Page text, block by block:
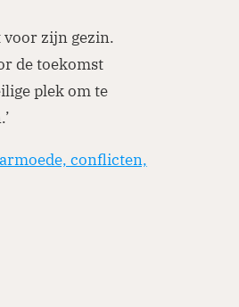
zijn gezin.
de toekomst
plek om te
conflicten,